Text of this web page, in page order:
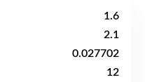
1.6
2.1
0.027702
12